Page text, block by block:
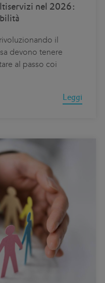
nel 2026:
il
devono tenere
al passo coi
Leggi